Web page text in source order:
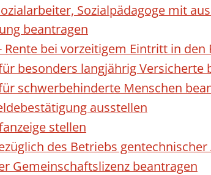
Sozialpädagoge mit
beantragen
Rente bei vorzeitigem Eintritt in den
besonders langjährig Versicherte
schwerbehinderte Menschen
ausstellen
stellen
des Betriebs
Gemeinschaftslizenz beantragen